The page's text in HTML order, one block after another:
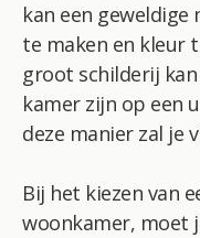
kan een
te maken en kleur
groot schilderij
kamer zijn op een
deze manier zal je
Bij het kiezen van
woonkamer, moet